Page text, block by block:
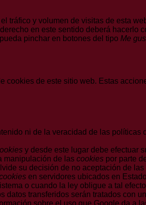
tráfico y volumen de visitas de esta
en este sentido deberá hacerlo
pinchar en botones del tipo Me
de este sitio web. Estas
ni de la veracidad de las
y desde este lugar debe efectuar
manipulación de las cookies por parte
su decisión de no aceptación de las
en servidores ubicados en
o cuando la ley obligue a tal
transferidos serán tratados con